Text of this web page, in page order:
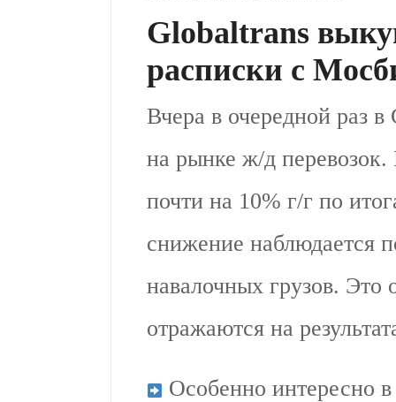
Globaltrans
расписки с
Вчера в очередной раз
на рынке ж/д
почти на 10% г/г по
снижение наблюдается
навалочных грузов.
отражаются на
Особенно интересно